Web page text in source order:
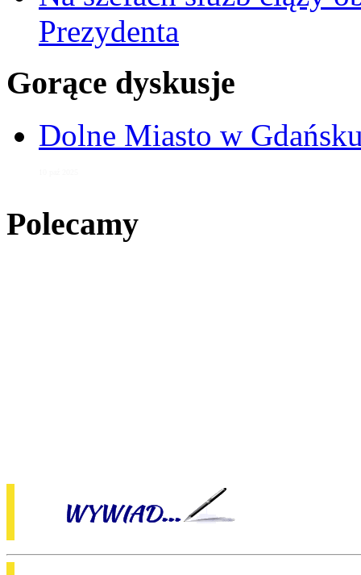
Prezydenta
Gorące dyskusje
Dolne Miasto w
Polecamy